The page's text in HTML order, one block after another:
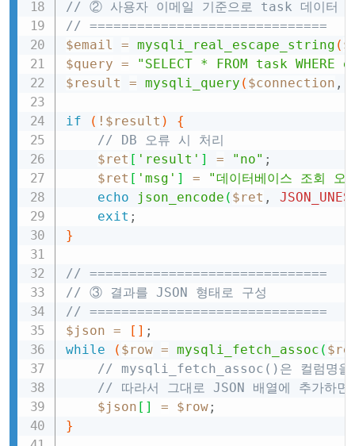
// ② 사용자 이메일 기준으로 task 데이터
// ==============================
$email
= mysqli_real_escape_string (
$query =
"SELECT * FROM task
$result
= mysqli_query ( $connection ,
if ( ! $result )
{
// DB 오류 시 처리
$ret [ 'result' ] = "no" ;
$ret [ 'msg' ] =
"데이터베이스 조회 오
echo
json_encode ( $ret ,
exit ;
}
// ==============================
// ③ 결과를 JSON 형태로 구성
// ==============================
$json = [ ] ;
while
( $row = mysqli_fetch_assoc (
// mysqli_fetch_assoc()은 컬럼명을
// 따라서 그대로 JSON 배열에 추가하
$json [ ] = $row;
}